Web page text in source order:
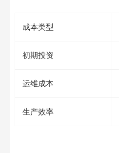
成本类型​
初期投资​
运维成本​
生产效率​